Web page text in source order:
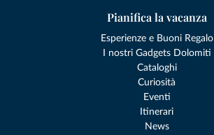
Pianifica la vacanza
Esperienze e Buoni Regalo
I nostri Gadgets Dolomiti
Cataloghi
Curiosità
Eventi
Itinerari
News